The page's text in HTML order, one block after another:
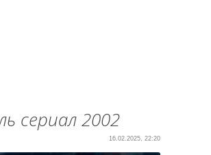
сериал 2002
16.02.2025, 22:20